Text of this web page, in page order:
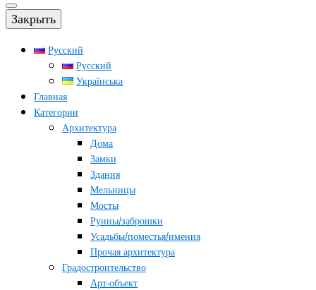
Закрыть
Русский
Русский
Українська
Главная
Категории
Архитектура
Дома
Замки
Здания
Мельницы
Мосты
Руины/заброшки
Усадьбы/поместья/имения
Прочая архитектура
Градостроительство
Арт-объект